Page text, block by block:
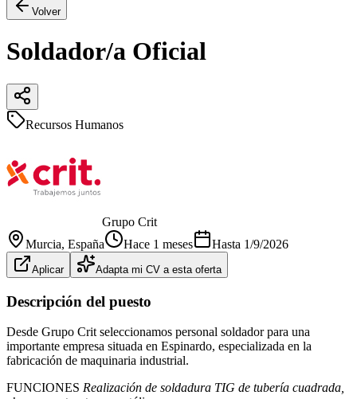
Volver
Soldador/a Oficial
Recursos Humanos
Grupo Crit
Murcia, España Hace 1 meses Hasta 1/9/2026
Aplicar Adapta mi CV a esta oferta
Descripción del puesto
Desde Grupo Crit seleccionamos personal soldador para una
importante empresa situada en Espinardo, especializada en la
fabricación de maquinaria industrial.
FUNCIONES Realización de soldadura TIG de tubería cuadrada,